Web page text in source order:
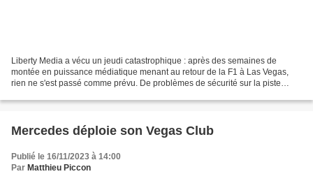
Liberty Media a vécu un jeudi catastrophique : après des semaines de
montée en puissance médiatique menant au retour de la F1 à Las Vegas,
rien ne s'est passé comme prévu. De problèmes de sécurité sur la piste
Mercedes déploie son Vegas Club
Publié le 16/11/2023 à 14:00
Par Matthieu Piccon